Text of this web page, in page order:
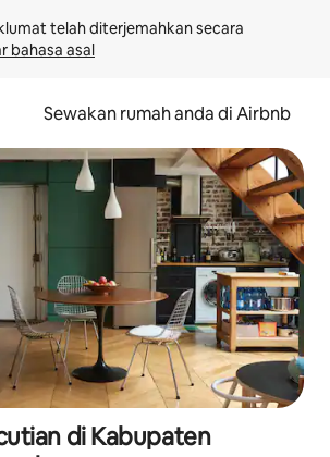
telah diterjemahkan secara
bahasa asal
Sewakan rumah anda di Airbnb
di Kabupaten